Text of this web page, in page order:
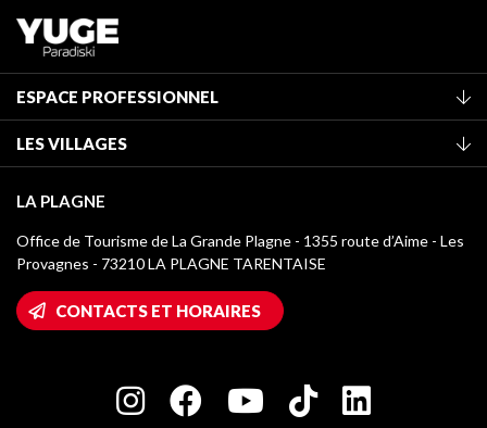
ESPACE PROFESSIONNEL
Classement des meublés
Taxe de séjour
Médiathèque
Logos La Plagne
Accès Wifi
Maison des Propriétaires
Charte des Acteurs Engagés
LES VILLAGES
Montchavin - Les Coches
Champagny-en-Vanoise
Plagne 1800
LA PLAGNE
Office de Tourisme de La Grande Plagne - 1355 route d’Aime - Les
Provagnes - 73210 LA PLAGNE TARENTAISE
CONTACTS ET HORAIRES